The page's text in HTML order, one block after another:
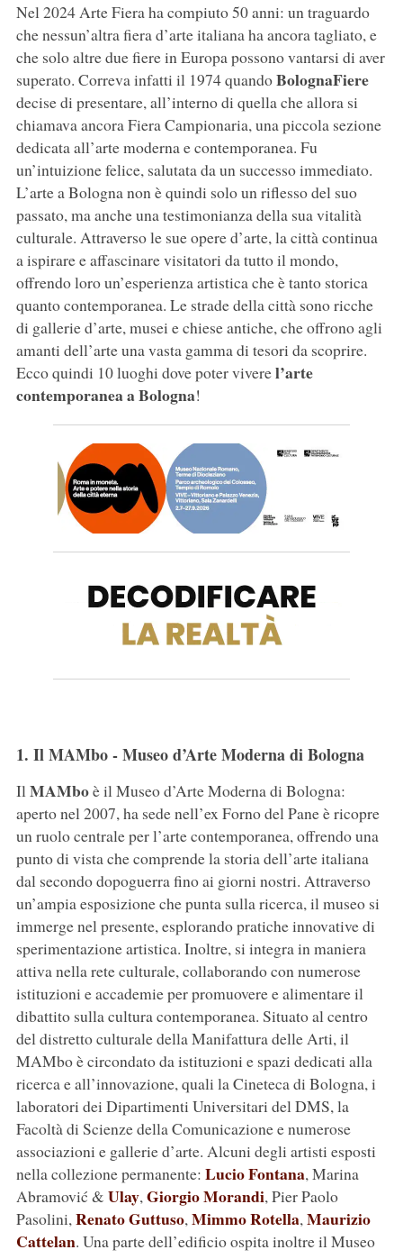
Nel 2024 Arte Fiera ha compiuto 50 anni: un traguardo
che nessun’altra fiera d’arte italiana ha ancora tagliato, e
che solo altre due fiere in Europa possono vantarsi di aver
superato. Correva infatti il 1974 quandoBolognaFiere
decise di presentare, all’interno di quella che allora si
chiamava ancora Fiera Campionaria, una piccola sezione
dedicata all’arte moderna e contemporanea. Fu
un’intuizione felice, salutata da un successo immediato.
L’arte a Bologna non è quindi solo un riflesso del suo
passato, ma anche una testimonianza della sua vitalità
culturale. Attraverso le sue opere d’arte, la città continua
a ispirare e affascinare visitatori da tutto il mondo,
offrendo loro un’esperienza artistica che è tanto storica
quanto contemporanea. Le strade della città sono ricche
di gallerie d’arte, musei e chiese antiche, che offrono agli
amanti dell’arte una vasta gamma di tesori da scoprire.
Ecco quindi 10 luoghi dove poter viverel’arte
contemporanea a Bologna!
1. Il MAMbo - Museo d’Arte Moderna di Bologna
IlMAMboè il Museo d’Arte Moderna di Bologna:
aperto nel 2007, ha sede nell’ex Forno del Pane è ricopre
un ruolo centrale per l’arte contemporanea, offrendo una
punto di vista che comprende la storia dell’arte italiana
dal secondo dopoguerra fino ai giorni nostri. Attraverso
un’ampia esposizione che punta sulla ricerca, il museo si
immerge nel presente, esplorando pratiche innovative di
sperimentazione artistica. Inoltre, si integra in maniera
attiva nella rete culturale, collaborando con numerose
istituzioni e accademie per promuovere e alimentare il
dibattito sulla cultura contemporanea. Situato al centro
del distretto culturale della Manifattura delle Arti, il
MAMbo è circondato da istituzioni e spazi dedicati alla
ricerca e all’innovazione, quali la Cineteca di Bologna, i
laboratori dei Dipartimenti Universitari del DMS, la
Facoltà di Scienze della Comunicazione e numerose
associazioni e gallerie d’arte. Alcuni degli artisti esposti
nella collezione permanente: Lucio Fontana, Marina
Abramović & Ulay,Giorgio Morandi, Pier Paolo
Pasolini,Renato Guttuso,Mimmo Rotella,Maurizio
Cattelan. Una parte dell’edificio ospita inoltre il Museo